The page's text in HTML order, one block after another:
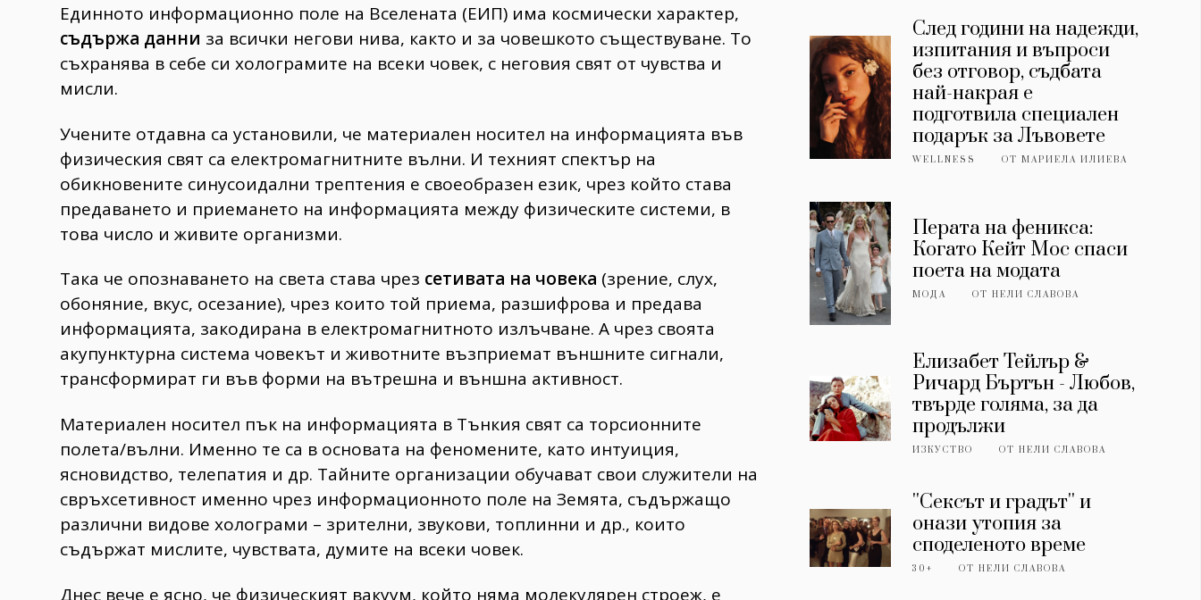
Единното информационно поле на Вселената (ЕИП) има космически характер,
съдържа данни за всички негови нива, както и за човешкото съществуване. То
съхранява в себе си холограмите на всеки човек, с неговия свят от чувства и
мисли.
Учените отдавна са установили, че материален носител на информацията във
физическия свят са електромагнитните вълни. И техният спектър на
обикновените синусоидални трептения е своеобразен език, чрез който става
предаването и приемането на информацията между физическите системи, в
това число и живите организми.
Така че опознаването на света става чрез сетивата на човека (зрение, слух,
обоняние, вкус, осезание), чрез които той приема, разшифрова и предава
информацията, закодирана в електромагнитното излъчване. А чрез своята
акупунктурна система човекът и животните възприемат външните сигнали,
трансформират ги във форми на вътрешна и външна активност.
Материален носител пък на информацията в Тънкия свят са торсионните
полета/вълни. Именно те са в основата на феномените, като интуиция,
ясновидство, телепатия и др. Тайните организации обучават свои служители на
свръхсетивност именно чрез информационното поле на Земята, съдържащо
различни видове холограми – зрителни, звукови, топлинни и др., които
съдържат мислите, чувствата, думите на всеки човек.
Днес вече е ясно, че физическият вакуум, който няма молекулярен строеж, е
След години на надежди,
изпитания и въпроси
без отговор, съдбата
най-накрая е
подготвила специален
подарък за Лъвовете
WELLNESS ОТМАРИЕЛА ИЛИЕВА
Перата на феникса:
Когато Кейт Мос спаси
поета на модата
МОДА ОТНЕЛИ СЛАВОВА
Елизабет Тейлър &
Ричард Бъртън - Любов,
твърде голяма, за да
продължи
ИЗКУСТВО ОТНЕЛИ СЛАВОВА
''Сексът и градът'' и
онази утопия за
споделеното време
30+ ОТНЕЛИ СЛАВОВА